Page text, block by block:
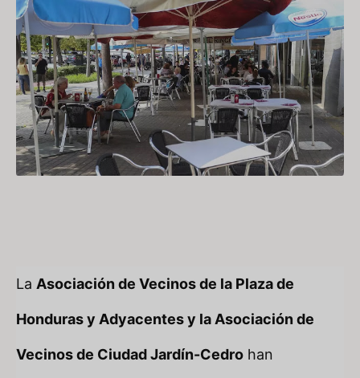
La Asociación de Vecinos de la Plaza de
Honduras y Adyacentes y la Asociación de
Vecinos de Ciudad Jardín-Cedro han